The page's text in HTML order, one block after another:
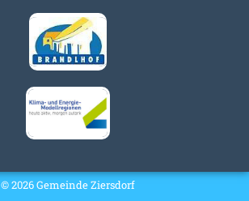
© 2026 Gemeinde Ziersdorf